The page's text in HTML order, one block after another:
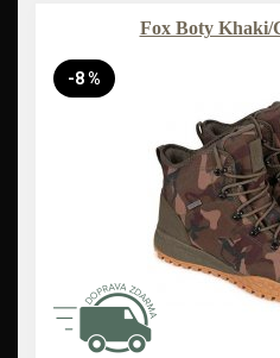
Fox Boty Khaki/
-8 %